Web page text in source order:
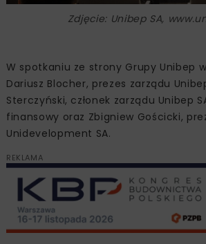
Zdjęcie: Unibep SA,
W spotkaniu ze strony Grupy Unibep
Dariusz Blocher, prezes zarządu
Sterczyński, członek zarządu Unibep
finansowy oraz Zbigniew Gościcki,
Unidevelopment SA.
REKLAMA